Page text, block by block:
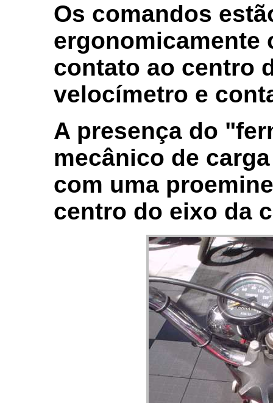
Os comandos
ergonomicamente
contato ao centro
velocímetro e
A presença do
mecânico de
com uma
centro do eixo da